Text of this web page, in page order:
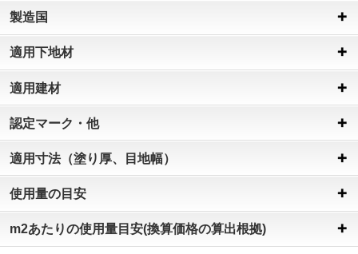
製造国
適用下地材
適用建材
認定マーク・他
適用寸法（塗り厚、目地幅）
使用量の目安
m2あたりの使用量目安(換算価格の算出根拠)